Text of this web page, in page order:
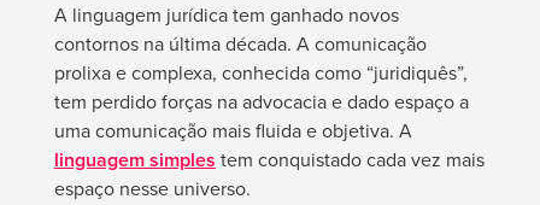
A linguagem jurídica tem ganhado novos
contornos na última década. A comunicação
prolixa e complexa, conhecida como “juridiquês”,
tem perdido forças na advocacia e dado espaço a
uma comunicação mais fluida e objetiva. A
linguagem simples tem conquistado cada vez mais
espaço nesse universo.